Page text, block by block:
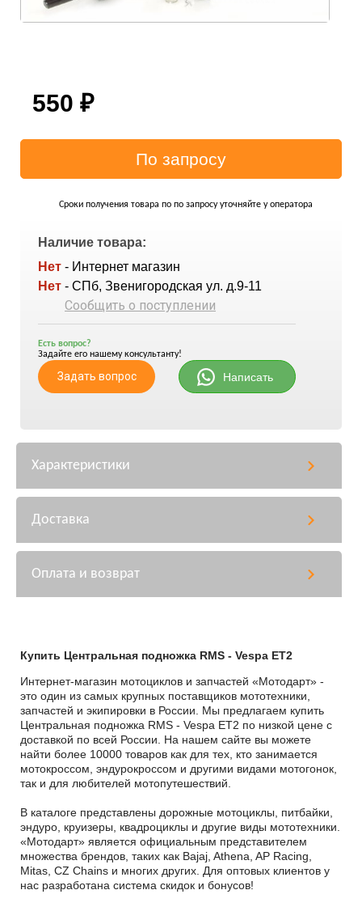
550 ₽
Сроки получения товара по по запросу уточняйте у оператора
Наличие товара:
Нет - Интернет магазин
Нет - СПб, Звенигородская ул. д.9-11
Сообщить о поступлении
Есть вопрос?
Задайте его нашему консультанту!
Задать вопрос Написать
Характеристики
Доставка
Оплата и возврат
Купить Центральная подножка RMS - Vespa ET2
Интернет-магазин мотоциклов и запчастей «Мотодарт» -
это один из самых крупных поставщиков мототехники,
запчастей и экипировки в России. Мы предлагаем купить
Центральная подножка RMS - Vespa ET2 по низкой цене с
доставкой по всей России. На нашем сайте вы можете
найти более 10000 товаров как для тех, кто занимается
мотокроссом, эндурокроссом и другими видами мотогонок,
так и для любителей мотопутешествий.
В каталоге представлены дорожные мотоциклы, питбайки,
эндуро, круизеры, квадроциклы и другие виды мототехники.
«Мотодарт» является официальным представителем
множества брендов, таких как Bajaj, Athena, AP Racing,
Mitas, CZ Chains и многих других. Для оптовых клиентов у
нас разработана система скидок и бонусов!